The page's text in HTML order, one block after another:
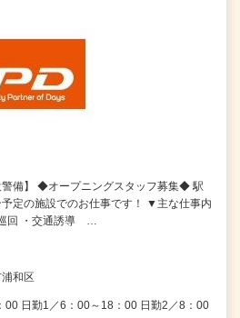
警備】 ◆オープニングスタッフ募集◆ 駅
定の施設でのお仕事です！ ▼主な仕事内
回 ・交通誘導 …
和区
00 日勤1／6：00～18：00 日勤2／8：00